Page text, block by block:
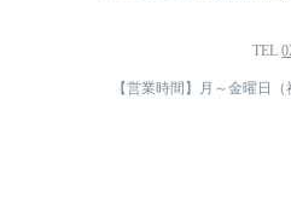
TEL
【営業時間】月～金曜日